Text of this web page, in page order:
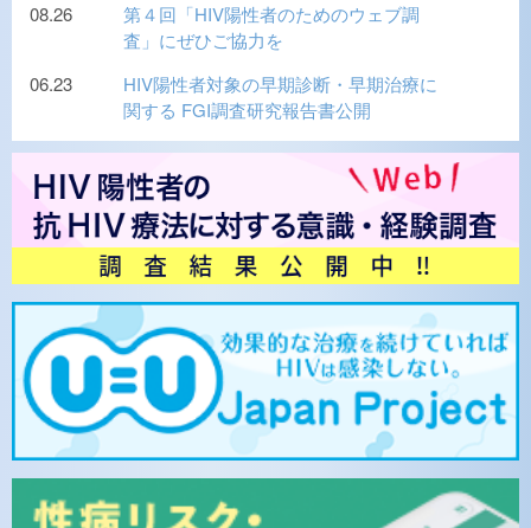
08.26
第４回「HIV陽性者のためのウェブ調
査」にぜひご協力を
06.23
HIV陽性者対象の早期診断・早期治療に
関する FGI調査研究報告書公開